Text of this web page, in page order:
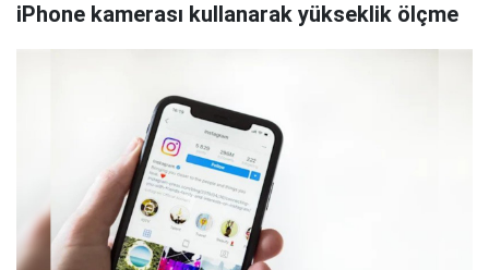
iPhone kamerası kullanarak yükseklik ölçme